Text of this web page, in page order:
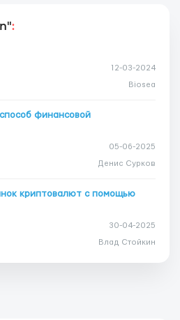
:
12-03-2024
Biosea
финансовой
05-06-2025
Денис Сурков
криптовалют с помощью
30-04-2025
Влад Стойкин